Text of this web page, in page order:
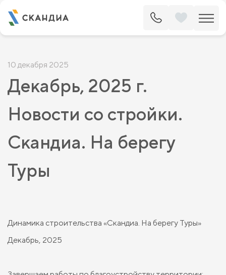
10 декабря 2025
Декабрь, 2025 г.
Новости со стройки.
Скандиа. На берегу
Туры
Динамика строительства «Скандиа. На берегу Туры»
Декабрь, 2025